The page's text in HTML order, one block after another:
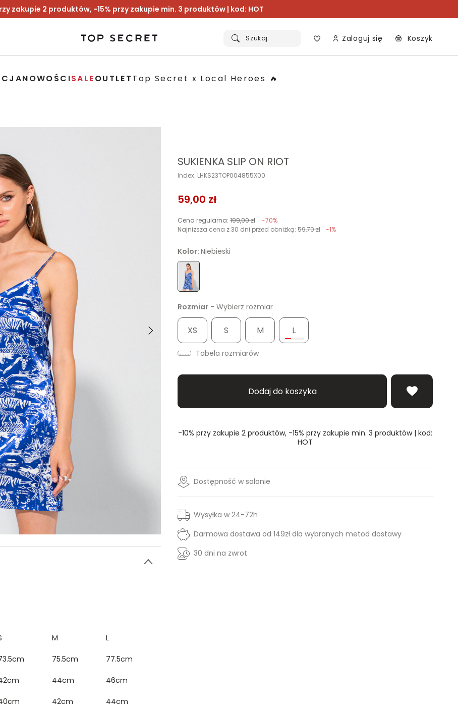
zakupie 2 produktów, -15% przy zakupie min. 3 produktów | kod: HOT
Szukaj Zaloguj się Koszyk
NOWOŚCISALEOUTLETTop Secret x Local Heroes 🔥
SUKIENKA SLIP ON RIOT
Index: LHKS23TOP004855X00
59,00 zł
Cena regularna: 199,00 zł
-70%
Najniższa cena z 30 dni przed obniżką: 59,70 zł -1%
Kolor: Niebieski
Rozmiar - Wybierz rozmiar
XS S M L
Tabela rozmiarów
Dodaj do koszyka
-10% przy zakupie 2 produktów, -15% przy zakupie min. 3 produktów | kod:
HOT
Dostępność w salonie
Wysyłka w 24-72h
Darmowa dostawa od 149zł dla wybranych metod dostawy
30 dni na zwrot
M L
75.5cm 77.5cm
44cm 46cm
42cm 44cm